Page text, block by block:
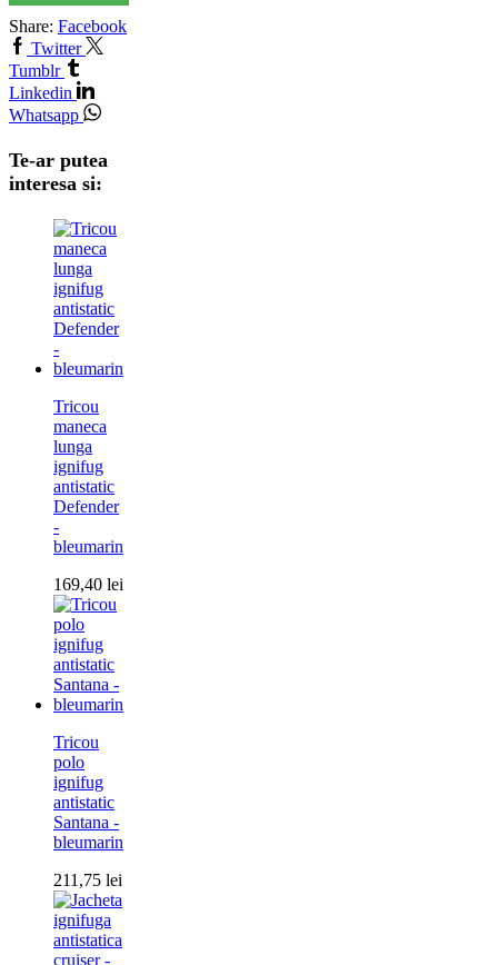
Share: Facebook
Twitter
Tumblr
Linkedin
Whatsapp
Te-ar putea
interesa si:
Tricou
maneca
lunga
ignifug
antistatic
Defender
-
bleumarin
169,40 lei
Tricou
polo
ignifug
antistatic
Santana -
bleumarin
211,75 lei